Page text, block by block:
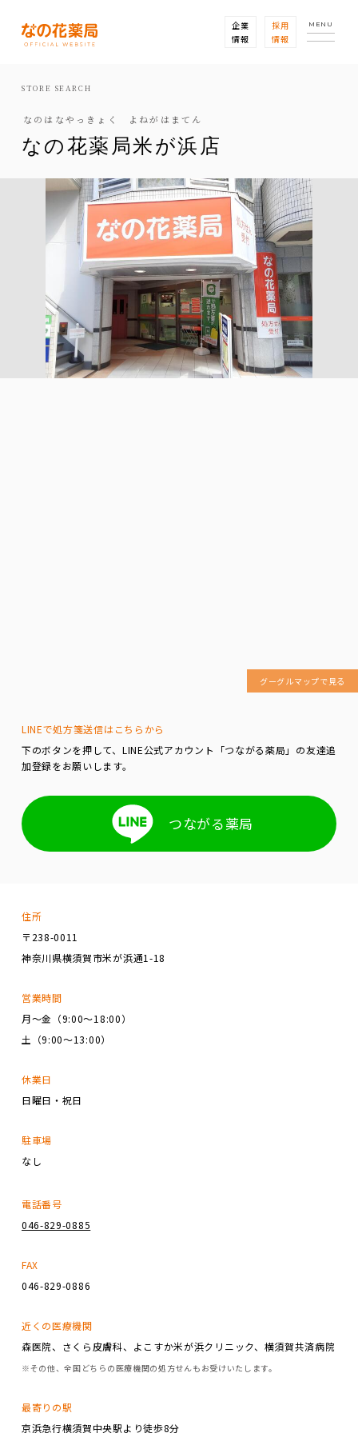
企業
情報
採用
情報
MENU
STORE SEARCH
なのはなやっきょく よねがはまてん
なの花薬局米が浜店
グーグルマップで見る
LINEで処方箋送信はこちらから
下のボタンを押して、LINE公式アカウント「つながる薬局」の友達追
加登録をお願いします。
つながる薬局
住所
〒238-0011
神奈川県横須賀市米が浜通1-18
営業時間
月～金（9:00～18:00）
土（9:00～13:00）
休業日
日曜日・祝日
駐車場
なし
電話番号
046-829-0885
FAX
046-829-0886
近くの医療機関
森医院、さくら皮膚科、よこすか米が浜クリニック、横須賀共済病院
※その他、全国どちらの医療機関の処方せんもお受けいたします。
最寄りの駅
京浜急行横須賀中央駅より徒歩8分